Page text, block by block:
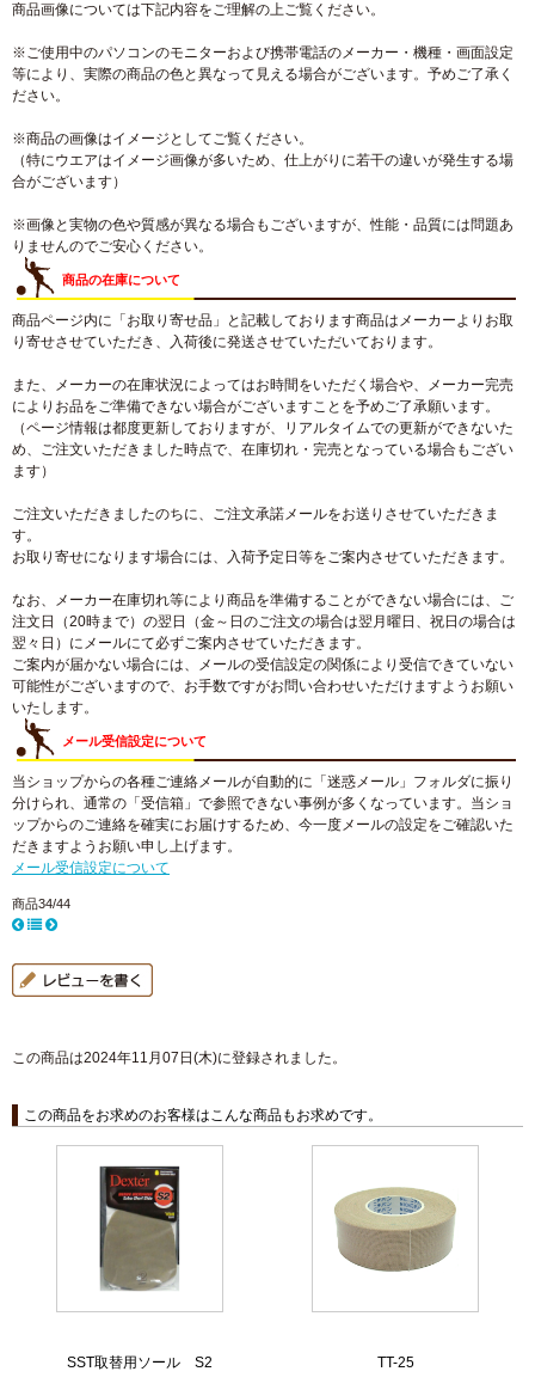
商品画像については下記内容をご理解の上ご覧ください。
※ご使用中のパソコンのモニターおよび携帯電話のメーカー・機種・画面設定
等により、実際の商品の色と異なって見える場合がございます。予めご了承く
ださい。
※商品の画像はイメージとしてご覧ください。
（特にウエアはイメージ画像が多いため、仕上がりに若干の違いが発生する場
合がございます）
※画像と実物の色や質感が異なる場合もございますが、性能・品質には問題あ
りませんのでご安心ください。
商品の在庫について
商品ページ内に「お取り寄せ品」と記載しております商品はメーカーよりお取
り寄せさせていただき、入荷後に発送させていただいております。
また、メーカーの在庫状況によってはお時間をいただく場合や、メーカー完売
によりお品をご準備できない場合がございますことを予めご了承願います。
（ページ情報は都度更新しておりますが、リアルタイムでの更新ができないた
め、ご注文いただきました時点で、在庫切れ・完売となっている場合もござい
ます）
ご注文いただきましたのちに、ご注文承諾メールをお送りさせていただきま
す。
お取り寄せになります場合には、入荷予定日等をご案内させていただきます。
なお、メーカー在庫切れ等により商品を準備することができない場合には、ご
注文日（20時まで）の翌日（金～日のご注文の場合は翌月曜日、祝日の場合は
翌々日）にメールにて必ずご案内させていただきます。
ご案内が届かない場合には、メールの受信設定の関係により受信できていない
可能性がございますので、お手数ですがお問い合わせいただけますようお願い
いたします。
メール受信設定について
当ショップからの各種ご連絡メールが自動的に「迷惑メール」フォルダに振り
分けられ、通常の「受信箱」で参照できない事例が多くなっています。当ショ
ップからのご連絡を確実にお届けするため、今一度メールの設定をご確認いた
だきますようお願い申し上げます。
メール受信設定について
商品34/44
この商品は2024年11月07日(木)に登録されました。
この商品をお求めのお客様はこんな商品もお求めです。
SST取替用ソール S2 TT-25